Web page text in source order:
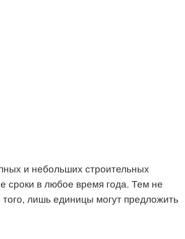
и небольших строительных
сроки в любое время года. Тем не
лишь единицы могут предложить